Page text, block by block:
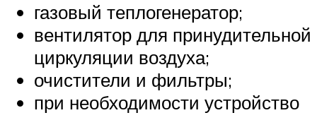
газовый теплогенератор;
вентилятор для принудительной
циркуляции воздуха;
очистители и фильтры;
при необходимости устройство